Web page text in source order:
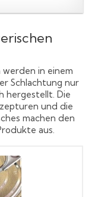
in einem
Schlachtung nur
hergestellt. Die
und die
machen den
aus.